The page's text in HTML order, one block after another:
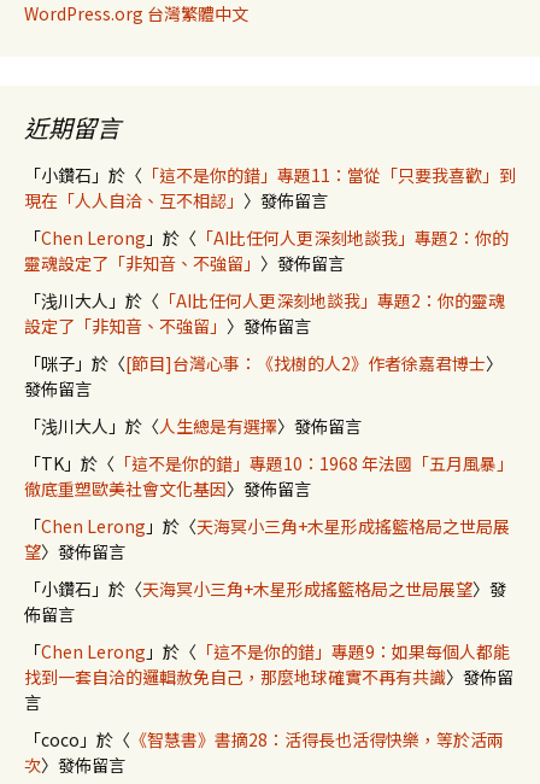
WordPress.org 台灣繁體中文
近期留言
「小鑽石 」於〈 「這不是你的錯」專題11：當從「只要我喜歡」到
現在「人人自洽、互不相認」 〉發佈留言
「Chen Lerong 」於〈 「AI比任何人更深刻地談我」專題2：你的
靈魂設定了「非知音、不強留」 〉發佈留言
「浅川大人 」於〈 「AI比任何人更深刻地談我」專題2：你的靈魂
設定了「非知音、不強留」 〉發佈留言
「咪子 」於〈[節目]台灣心事：《找樹的人2》作者徐嘉君博士〉
發佈留言
「浅川大人 」於〈人生總是有選擇〉發佈留言
「TK」於〈 「這不是你的錯」專題10：1968 年法國「五月風暴」
徹底重塑歐美社會文化基因〉發佈留言
「Chen Lerong 」於〈天海冥小三角+木星形成搖籃格局之世局展
望〉發佈留言
「小鑽石 」於〈天海冥小三角+木星形成搖籃格局之世局展望〉發
佈留言
「Chen Lerong 」於〈 「這不是你的錯」專題9：如果每個人都能
找到一套自洽的邏輯赦免自己，那麼地球確實不再有共識〉發佈留
言
「coco 」於〈 《智慧書》書摘28：活得長也活得快樂，等於活兩
次〉發佈留言